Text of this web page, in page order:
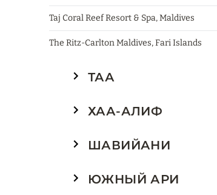
Taj Coral Reef Resort & Spa, Maldives
The Ritz-Carlton Maldives, Fari Islands
ТАА
ХАА-АЛИФ
ШАВИЙАНИ
ЮЖНЫЙ АРИ